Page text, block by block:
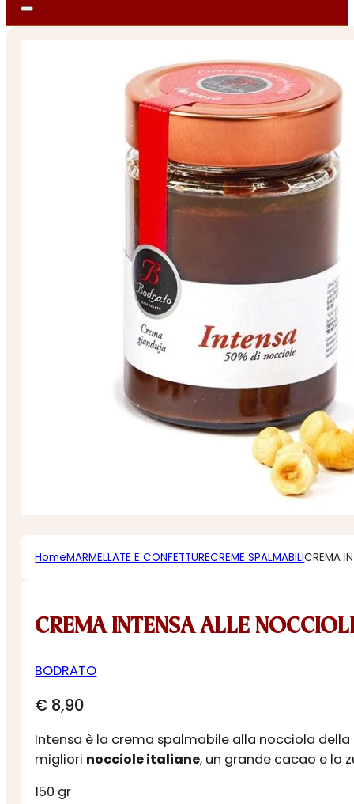
HomeMARMELLATE E CONFETTURECREME SPALMABILICREMA
CREMA INTENSA ALLE
BODRATO
€ 8,90
Intensa è la crema spalmabile alla nocciola
migliori nocciole italiane, un grande cacao e
150 gr